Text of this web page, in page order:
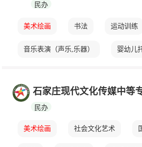
民办
美术绘画 书法 运动训练
音乐表演（声乐,乐器） 婴幼儿
舞蹈表演
石家庄现代文化传媒中等
民办
美术绘画 社会文化艺术